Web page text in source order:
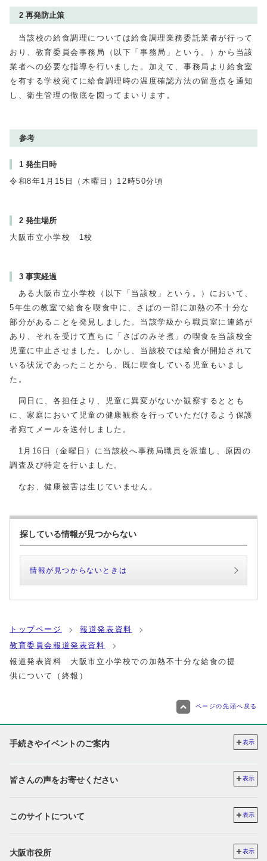
2 再発防止策
当該校の給食調理については給食調理業務委託業者が行って
おり、教育委員会事務局（以下「事務局」という。）から当該
業者への必要な指導を行いました。加えて、事務局より給食室
を有する学校宛てに給食調理時の温度確認方法の留意点を通知
し、衛生管理の徹底を図ってまいります。
参考
1 発生日時
令和8年1月15日（木曜日）12時50分頃
2 発生場所
大阪市立小学校 1校
3 事実経過
ある大阪市立小学校（以下「当該校」という。）において、
5年生の教室で給食を喫食中に、さばの一部に加熱の不十分な
部分があることを発見しました。当該学級から職員室に連絡が
あり、それを受けて直ちに「さばのみそ煮」の喫食を当該校全
児童に中止させました。しかし、当該校では給食が開始されて
いる状況であったことから、既に喫食している児童もいまし
た。
同日に、各担任より、児童に異変がないか観察するととも
に、家庭において児童の健康観察を行っていただけるよう保護
者宛てメールを送付しました。
1月16日（金曜日）に当該校へ事務局職員を派遣し、原因の
調査及び特定を行いました。
なお、健康被害は生じていません。
探している情報が見つからない
情報が見つからないときは
トップページ
報道発表資料
教育委員会報道発表資料
報道発表資料 大阪市立小学校での加熱不十分な給食の提
供について（終報）
ページの先頭へ戻る
手続きやイベントのご案内 表示
皆さんの声をお寄せください 表示
このサイトについて 表示
大阪市役所 表示